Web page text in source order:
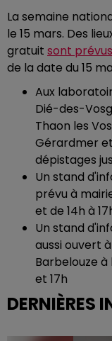
La semaine
le 15 mars. Des
gratuit sont
de la date du 15
Aux
Dié-des-
Thaon les
Gérardmer
dépistages
Un stand
prévu à
et de 14h à
Un stand
aussi ouvert
Barbelouze
et 17h
DERNIÈRES